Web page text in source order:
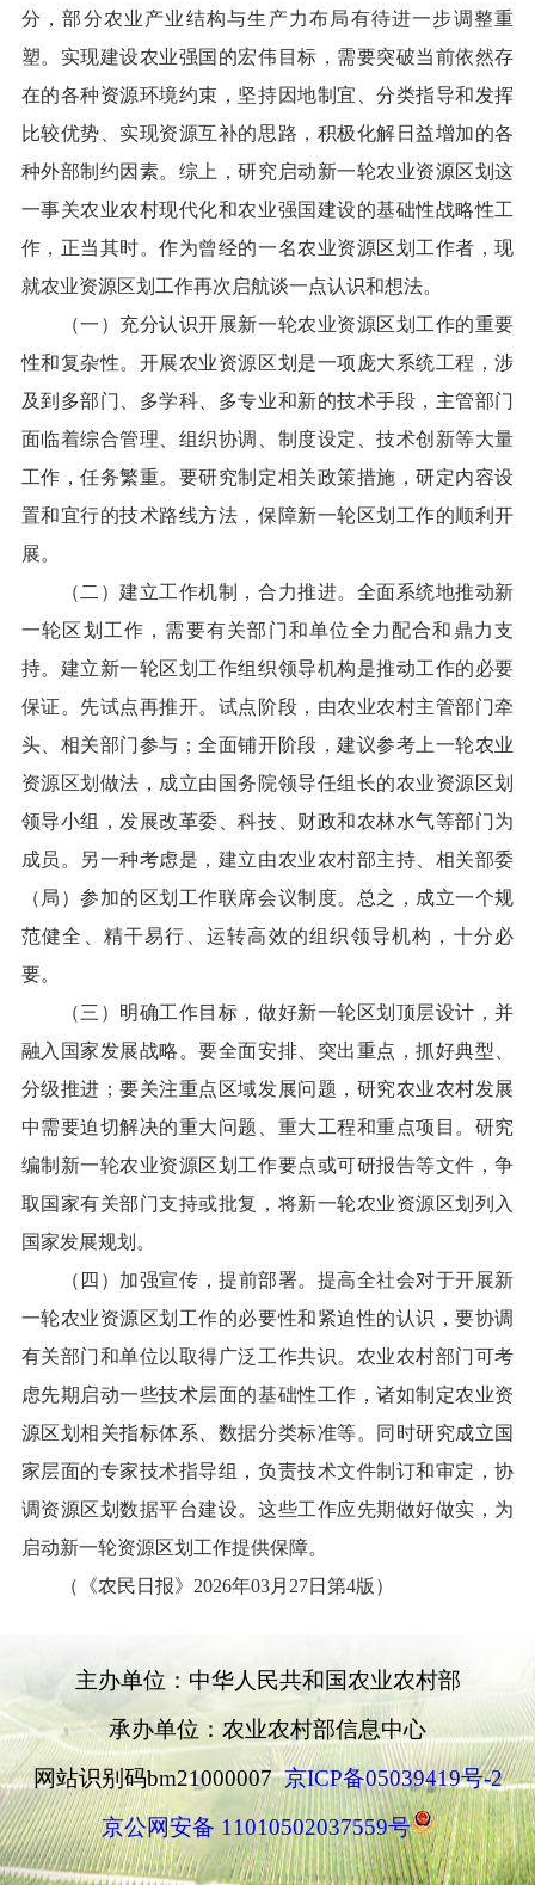
分，部分农业产业结构与生产力布局有待进一步调整重
塑。实现建设农业强国的宏伟目标，需要突破当前依然存
在的各种资源环境约束，坚持因地制宜、分类指导和发挥
比较优势、实现资源互补的思路，积极化解日益增加的各
种外部制约因素。综上，研究启动新一轮农业资源区划这
一事关农业农村现代化和农业强国建设的基础性战略性工
作，正当其时。作为曾经的一名农业资源区划工作者，现
就农业资源区划工作再次启航谈一点认识和想法。
（一）充分认识开展新一轮农业资源区划工作的重要
性和复杂性。开展农业资源区划是一项庞大系统工程，涉
及到多部门、多学科、多专业和新的技术手段，主管部门
面临着综合管理、组织协调、制度设定、技术创新等大量
工作，任务繁重。要研究制定相关政策措施，研定内容设
置和宜行的技术路线方法，保障新一轮区划工作的顺利开
展。
（二）建立工作机制，合力推进。全面系统地推动新
一轮区划工作，需要有关部门和单位全力配合和鼎力支
持。建立新一轮区划工作组织领导机构是推动工作的必要
保证。先试点再推开。试点阶段，由农业农村主管部门牵
头、相关部门参与；全面铺开阶段，建议参考上一轮农业
资源区划做法，成立由国务院领导任组长的农业资源区划
领导小组，发展改革委、科技、财政和农林水气等部门为
成员。另一种考虑是，建立由农业农村部主持、相关部委
（局）参加的区划工作联席会议制度。总之，成立一个规
范健全、精干易行、运转高效的组织领导机构，十分必
要。
（三）明确工作目标，做好新一轮区划顶层设计，并
融入国家发展战略。要全面安排、突出重点，抓好典型、
分级推进；要关注重点区域发展问题，研究农业农村发展
中需要迫切解决的重大问题、重大工程和重点项目。研究
编制新一轮农业资源区划工作要点或可研报告等文件，争
取国家有关部门支持或批复，将新一轮农业资源区划列入
国家发展规划。
（ 四 ） 加强宣传，提前部署。提高全社会对于开展新
一轮农业资源区划工作的必要性和紧迫性的认识，要协调
有关部门和单位以取得广泛工作共识。农业农村部门可考
虑先期启动一些技术层面的基础性工作，诸如制定农业资
源区划相关指标体系、数据分类标准等。同时研究成立国
家层面的专家技术指导组，负责技术文件制订和审定，协
调资源区划数据平台建设。这些工作应先期做好做实，为
启动新一轮资源区划工作提供保障。
（《农民日报》 2026年03月 27日第4版）
主办单位：中华人民共和国农业农村部
承办单位：农业农村部信息中心
网站识别码bm21000007京ICP备05039419号-2
京公网安备 11010502037559号